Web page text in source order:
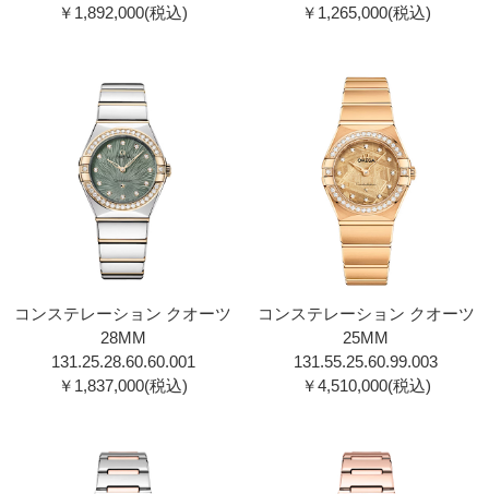
￥1,892,000(税込)
￥1,265,000(税込)
コンステレーション クオーツ
28MM
131.25.28.60.60.001
￥1,837,000(税込)
コンステレーション クオーツ
25MM
131.55.25.60.99.00 3
￥4,510,000(税込)